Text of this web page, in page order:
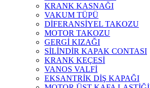
KRANK KASNAĞI
VAKUM TÜPÜ
DİFERANSİYEL TAKOZU
MOTOR TAKOZU
GERGİ KIZAĞI
SİLİNDİR KAPAK CONTASI
KRANK KEÇESİ
VANOS VALFİ
EKSANTRİK DİŞ KAPAĞI